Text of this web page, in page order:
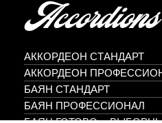
Accordions
АККОРДЕОН СТАНДАРТ
АККОРДЕОН
БАЯН СТАНДАРТ
БАЯН ПРОФЕССИОНАЛ